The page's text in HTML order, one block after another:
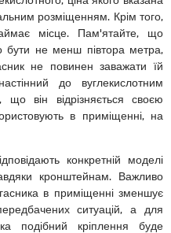
розміщенням. Крім того,
місце. Пам'ятайте, що
бути не менш півтора метра,
не повинен заважати їй
до вуглекислотним
що він відрізняється своєю
в приміщенні, на
конкретній моделі
кронштейнам. Важливо
в приміщенні зменшує
ситуацій, а для
подібний кріплення буде